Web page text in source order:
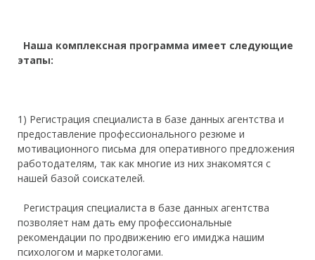
Наша комплексная программа имеет следующие
этапы:
1) Регистрация специалиста в базе данных агентства и
предоставление профессионального резюме и
мотивационного письма для оперативного предложения
работодателям, так как многие из них знакомятся с
нашей базой соискателей.
Регистрация специалиста в базе данных агентства
позволяет нам дать ему профессиональные
рекомендации по продвижению его имиджа нашим
психологом и маркетологами.